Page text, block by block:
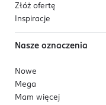
Złóż ofertę
Inspiracje
Nasze oznaczenia
Nowe
Mega
Mam więcej